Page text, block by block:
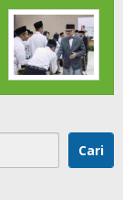
Cari